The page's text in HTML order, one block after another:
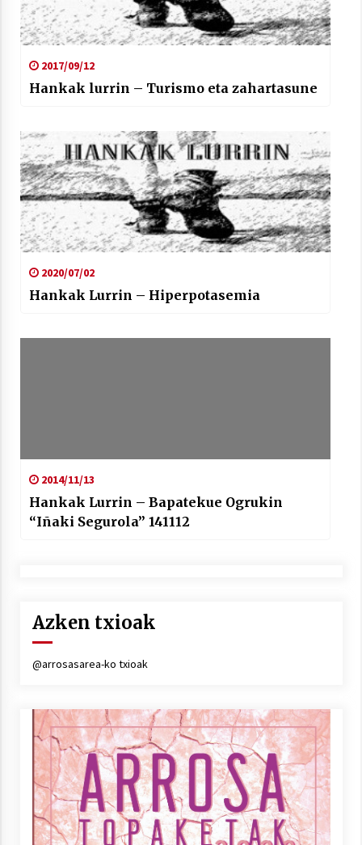
2017/09/12
Hankak lurrin – Turismo eta zahartasune
2020/07/02
Hankak Lurrin – Hiperpotasemia
2014/11/13
Hankak Lurrin – Bapatekue Ogrukin
“Iñaki Segurola” 141112
Azken txioak
@arrosasarea-ko txioak